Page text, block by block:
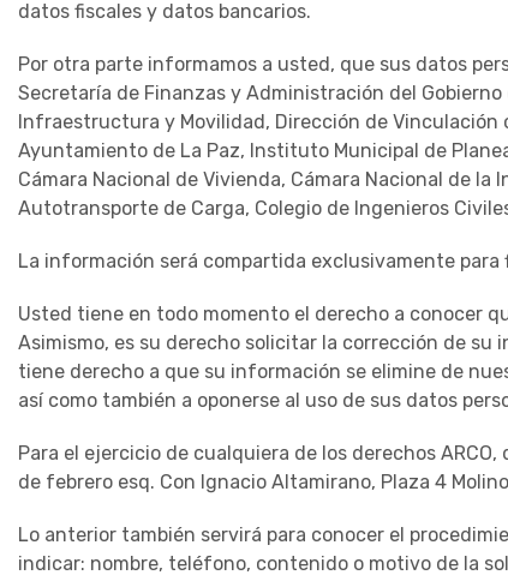
datos fiscales y datos bancarios.
Por otra parte informamos a usted, que sus datos
Secretaría de Finanzas y Administración del
Infraestructura y Movilidad, Dirección de Vinculación
Ayuntamiento de La Paz, Instituto Municipal de
Cámara Nacional de Vivienda, Cámara Nacional de
Autotransporte de Carga, Colegio de Ingenieros
La información será compartida exclusivamente
Usted tiene en todo momento el derecho a conocer
Asimismo, es su derecho solicitar la corrección de
tiene derecho a que su información se elimine de
así como también a oponerse al uso de sus datos
Para el ejercicio de cualquiera de los derechos
de febrero esq. Con Ignacio Altamirano, Plaza 4
Lo anterior también servirá para conocer el
indicar: nombre, teléfono, contenido o motivo de la